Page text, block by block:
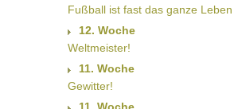
Fußball ist fast das ganze Leben
12. Woche
Weltmeister!
11. Woche
Gewitter!